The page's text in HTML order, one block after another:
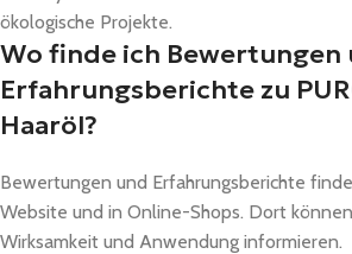
ökologische Projekte.
Wo finde ich Bewertungen
Erfahrungsberichte zu
Haaröl?
Bewertungen und Erfahrungsberichte
Website und in Online-Shops. Dort
Wirksamkeit und Anwendung informieren.